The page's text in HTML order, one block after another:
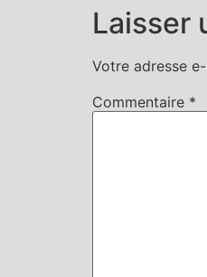
Laisser
Votre adresse
Commentaire *